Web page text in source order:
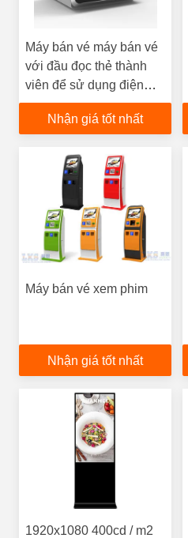
Máy bán vé máy bán vé
với đầu đọc thẻ thành
viên để sử dụng điện
ảnh
Nhận giá tốt nhất
Máy bán vé xem phim
Nhận giá tốt nhất
1920x1080 400cd / m2